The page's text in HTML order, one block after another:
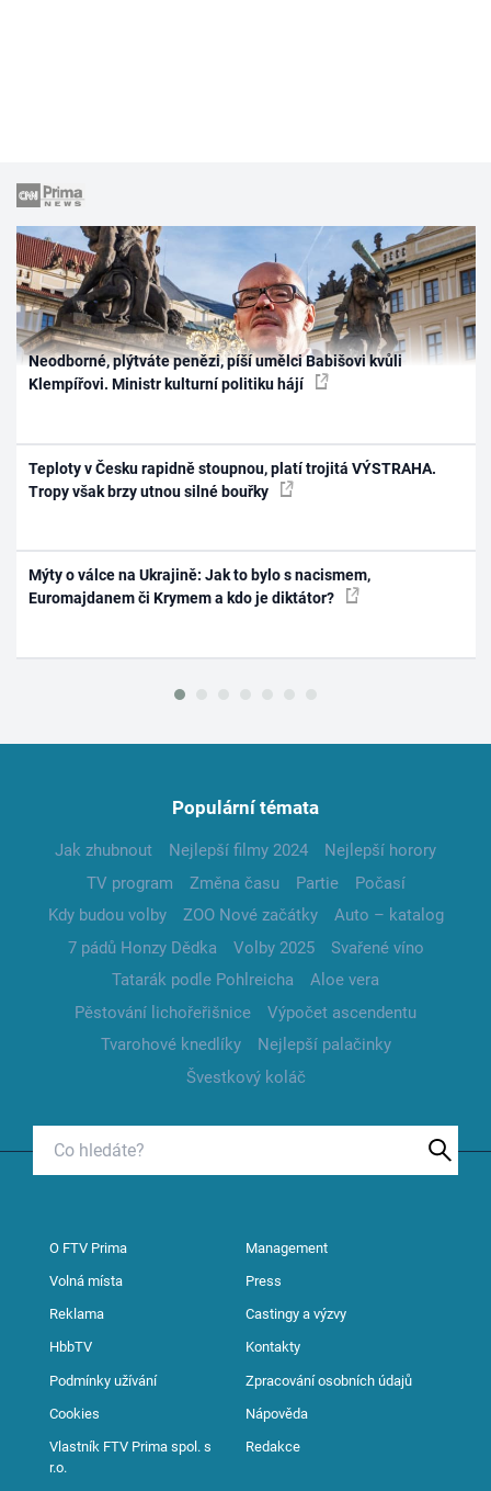
Neodborné, plýtváte penězi, píší umělci Babišovi kvůli
Klempířovi. Ministr kulturní politiku hájí
Teploty v Česku rapidně stoupnou, platí trojitá VÝSTRAHA.
Tropy však brzy utnou silné bouřky
Mýty o válce na Ukrajině: Jak to bylo s nacismem,
Euromajdanem či Krymem a kdo je diktátor?
Populární témata
Jak zhubnout Nejlepší filmy 2024
Nejlepší horory
TV program
Změna času Partie
Počasí
Kdy budou volby
ZOO Nové začátky
Auto – katalog
7 pádů Honzy Dědka
Volby 2025
Svařené víno
Tatarák podle Pohlreicha
Aloe vera
Pěstování lichořeřišnice
Výpočet ascendentu
Tvarohové knedlíky
Nejlepší palačinky
Švestkový koláč
O FTV Prima Management
Volná místa Press
Reklama Castingy a výzvy
HbbTV Kontakty
Podmínky užívání Zpracování osobních údajů
Cookies Nápověda
Vlastník FTV Prima spol. s
r.o.
Redakce